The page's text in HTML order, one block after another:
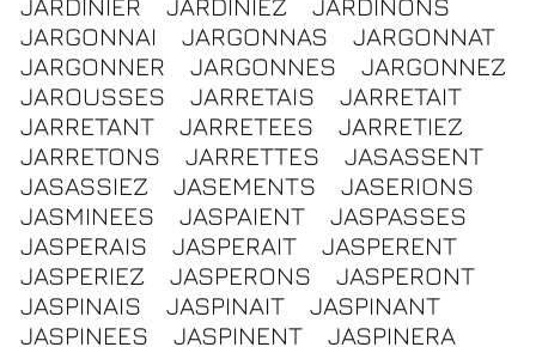
JARDINIER
JARDINIEZ
JARDINONS
JARGONNAI
JARGONNAS
JARGONNAT
JARGONNER
JARGONNES
JARGONNEZ
JAROUSSES
JARRETAIS
JARRETAIT
JARRETANT
JARRETEES
JARRETIEZ
JARRETONS
JARRETTES
JASASSENT
JASASSIEZ
JASEMENTS
JASERIONS
JASMINEES
JASPAIENT
JASPASSES
JASPERAIS
JASPERAIT
JASPERENT
JASPERIEZ
JASPERONS
JASPERONT
JASPINAIS
JASPINAIT
JASPINANT
JASPINEES
JASPINENT
JASPINERA